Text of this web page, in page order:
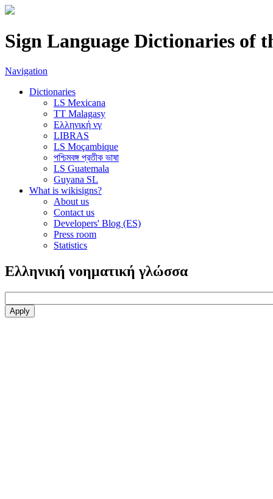
Sign Language Dictionaries of
Navigation
Dictionaries
LS Mexicana
TT Malagasy
Ελληνική νγ
LIBRAS
LS Moçambique
পশ্চিমবঙ্গ প্রতীক ভাষা
LS Guatemala
Guyana SL
What is wikisigns?
About us
Contact us
Developers' Blog (ES)
Press room
Statistics
Ελληνική νοηματική γλώσσα